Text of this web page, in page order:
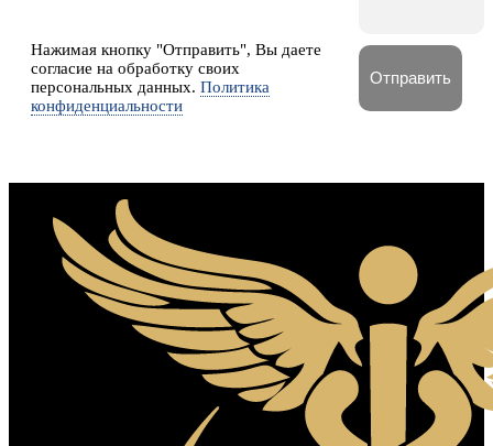
Нажимая кнопку "Отправить", Вы даете
согласие на обработку своих
персональных данных. Политика
конфиденциальности